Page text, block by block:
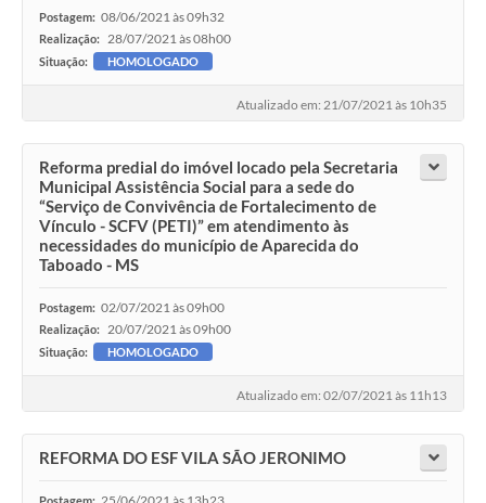
Postagem: 08/06/2021 às 09h32
Realização: 28/07/2021 às 08h00
Situação: HOMOLOGADO
Atualizado em: 21/07/2021 às 10h35
Reforma predial do imóvel locado pela Secretaria
Municipal Assistência Social para a sede do
“Serviço de Convivência de Fortalecimento de
Vínculo - SCFV (PETI)” em atendimento às
necessidades do município de Aparecida do
Taboado - MS
Postagem: 02/07/2021 às 09h00
Realização: 20/07/2021 às 09h00
Situação: HOMOLOGADO
Atualizado em: 02/07/2021 às 11h13
REFORMA DO ESF VILA SÃO JERONIMO
Postagem: